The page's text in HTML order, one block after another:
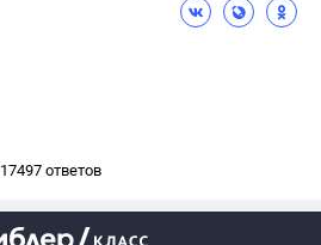
17497 ответов